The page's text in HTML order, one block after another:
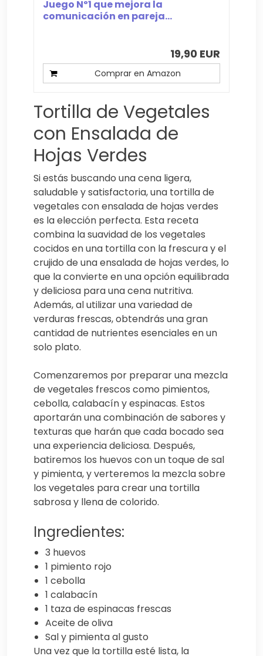
Juego Nº1 que mejora la
comunicación en pareja...
19,90 EUR
Comprar en Amazon
Tortilla de Vegetales
con Ensalada de
Hojas Verdes
Si estás buscando una cena ligera,
saludable y satisfactoria, una tortilla de
vegetales con ensalada de hojas verdes
es la elección perfecta. Esta receta
combina la suavidad de los vegetales
cocidos en una tortilla con la frescura y el
crujido de una ensalada de hojas verdes, lo
que la convierte en una opción equilibrada
y deliciosa para una cena nutritiva.
Además, al utilizar una variedad de
verduras frescas, obtendrás una gran
cantidad de nutrientes esenciales en un
solo plato.
Comenzaremos por preparar una mezcla
de vegetales frescos como pimientos,
cebolla, calabacín y espinacas. Estos
aportarán una combinación de sabores y
texturas que harán que cada bocado sea
una experiencia deliciosa. Después,
batiremos los huevos con un toque de sal
y pimienta, y verteremos la mezcla sobre
los vegetales para crear una tortilla
sabrosa y llena de colorido.
Ingredientes:
3 huevos
1 pimiento rojo
1 cebolla
1 calabacín
1 taza de espinacas frescas
Aceite de oliva
Sal y pimienta al gusto
Una vez que la tortilla esté lista, la